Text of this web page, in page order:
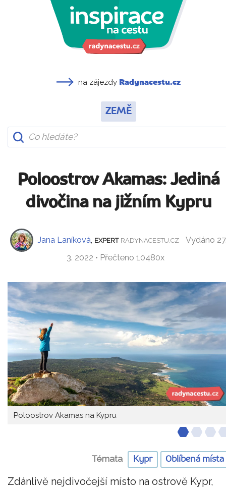
na zájezdy Radynacestu.cz
ZEMĚ
Poloostrov Akamas: Jediná
divočina na jižním Kypru
Jana Laníková EXPERT RADYNACESTU.CZ
Vydáno
3. 2022 • Přečteno 10480x
Poloostrov Akamas na Kypru
Témata Kypr Oblíbená místa
Zdánlivě nejdivočejší místo na ostrově Kypr,